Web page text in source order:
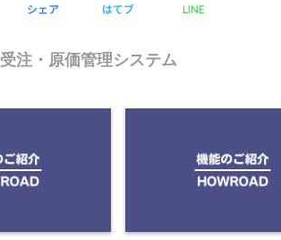
シェア はてブ LINE
受注・原価管理システム